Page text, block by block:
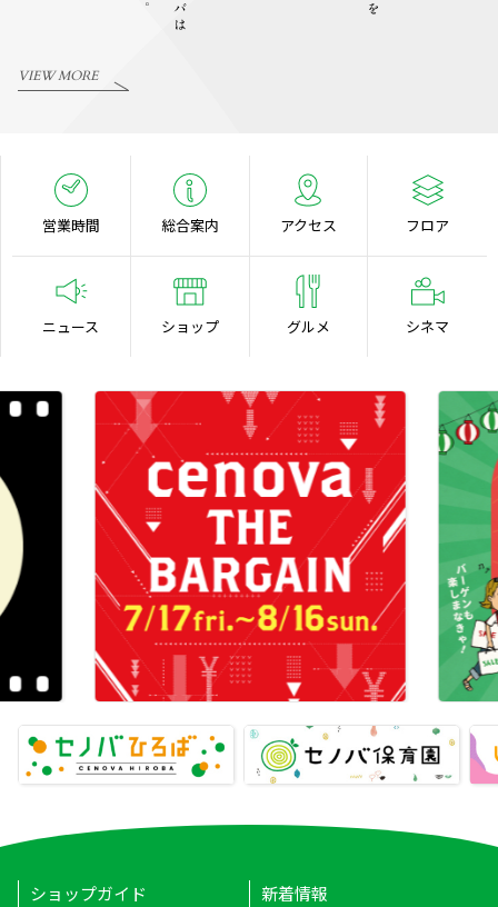
VIEW MORE
営業時間 総合案内 アクセス フロア
ニュース ショップ グルメ シネマ
ショップガイド 新着情報